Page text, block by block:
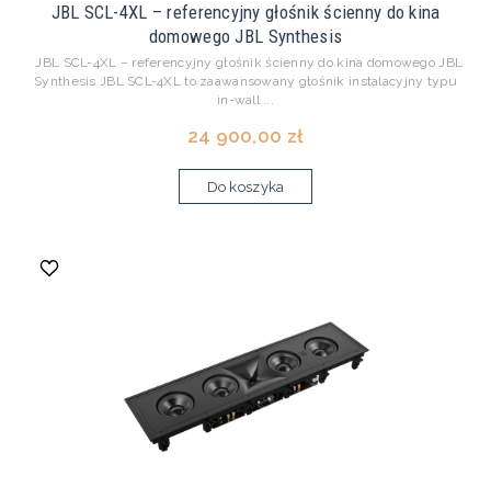
JBL SCL-4XL – referencyjny głośnik ścienny do kina
domowego JBL Synthesis
JBL SCL-4XL – referencyjny głośnik ścienny do kina domowego JBL
Synthesis JBL SCL-4XL to zaawansowany głośnik instalacyjny typu
in-wall ...
24 900,00 zł
Do koszyka